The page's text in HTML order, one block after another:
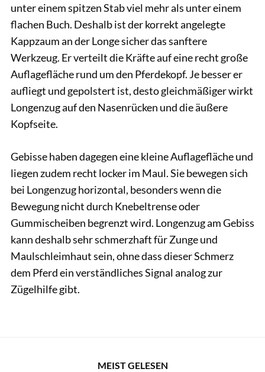
unter einem spitzen Stab viel mehr als unter einem
flachen Buch. Deshalb ist der korrekt angelegte
Kappzaum an der Longe sicher das sanftere
Werkzeug. Er verteilt die Kräfte auf eine recht große
Auflagefläche rund um den Pferdekopf. Je besser er
aufliegt und gepolstert ist, desto gleichmäßiger wirkt
Longenzug auf den Nasenrücken und die äußere
Kopfseite.
Gebisse haben dagegen eine kleine Auflagefläche und
liegen zudem recht locker im Maul. Sie bewegen sich
bei Longenzug horizontal, besonders wenn die
Bewegung nicht durch Knebeltrense oder
Gummischeiben begrenzt wird. Longenzug am Gebiss
kann deshalb sehr schmerzhaft für Zunge und
Maulschleimhaut sein, ohne dass dieser Schmerz
dem Pferd ein verständliches Signal analog zur
Zügelhilfe gibt.
MEIST GELESEN